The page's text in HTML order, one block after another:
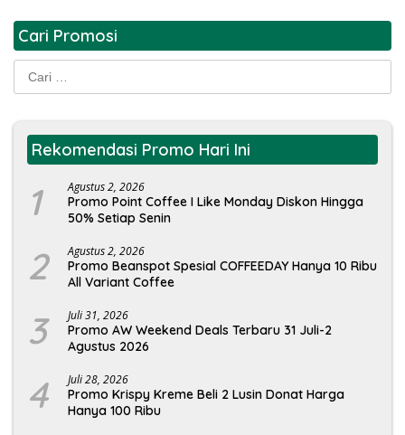
Cari Promosi
Cari
untuk:
Rekomendasi Promo Hari Ini
1 Agustus 2, 2026
Promo Point Coffee I Like Monday Diskon Hingga
50% Setiap Senin
2 Agustus 2, 2026
Promo Beanspot Spesial COFFEEDAY Hanya 10 Ribu
All Variant Coffee
3 Juli 31, 2026
Promo AW Weekend Deals Terbaru 31 Juli-2
Agustus 2026
4 Juli 28, 2026
Promo Krispy Kreme Beli 2 Lusin Donat Harga
Hanya 100 Ribu